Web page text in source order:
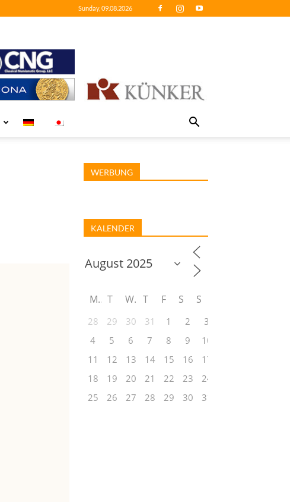
Sunday, 09.08.2026
WERBUNG
KALENDER
M T W T F S S
28 29 30 31 1 2
3
4
5 6 7 8 9
10
11
12 13 14 15 16
17
18
19 20 21 22 23
24
25
26 27 28 29 30 31